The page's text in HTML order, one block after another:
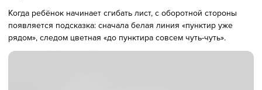
Когда ребёнок начинает сгибать лист, с оборотной стороны
появляется подсказка: сначала белая линия «пунктир уже
рядом», следом цветная «до пунктира совсем чуть-чуть».